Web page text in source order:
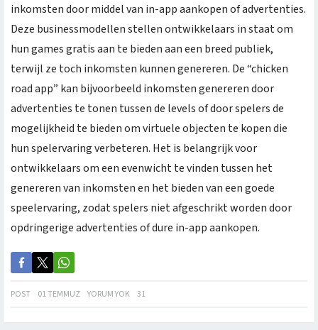
inkomsten door middel van in-app aankopen of advertenties.
Deze businessmodellen stellen ontwikkelaars in staat om
hun games gratis aan te bieden aan een breed publiek,
terwijl ze toch inkomsten kunnen genereren. De “chicken
road app” kan bijvoorbeeld inkomsten genereren door
advertenties te tonen tussen de levels of door spelers de
mogelijkheid te bieden om virtuele objecten te kopen die
hun spelervaring verbeteren. Het is belangrijk voor
ontwikkelaars om een evenwicht te vinden tussen het
genereren van inkomsten en het bieden van een goede
speelervaring, zodat spelers niet afgeschrikt worden door
opdringerige advertenties of dure in-app aankopen.
POST 01 TEMMUZ YORUM YOK 31